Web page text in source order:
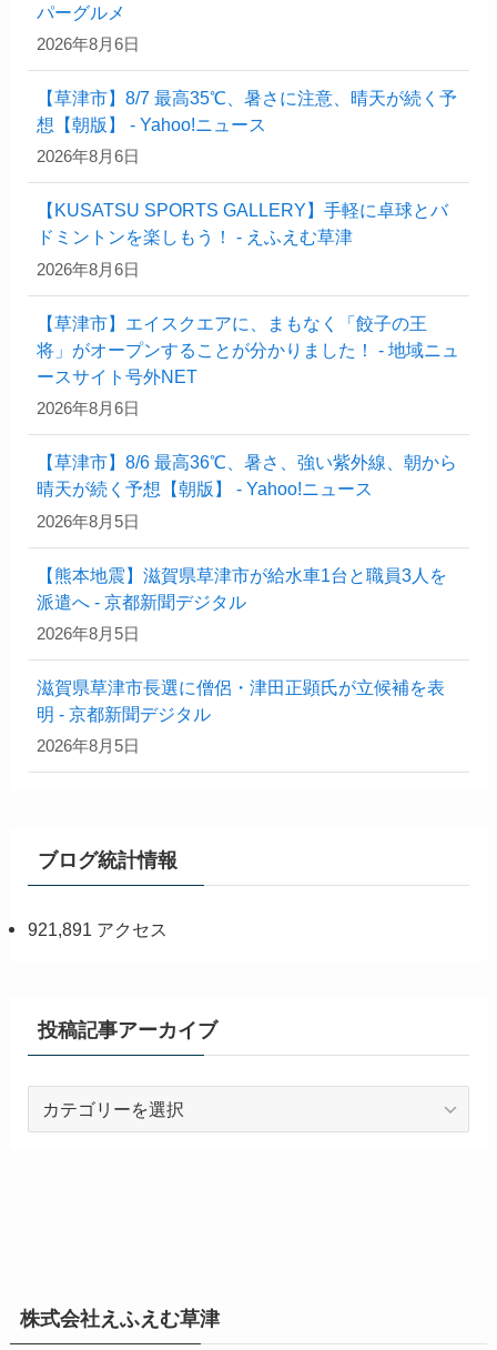
パーグルメ
2026年8月6日
【草津市】8/7 最高35℃、暑さに注意、晴天が続く予
想【朝版】 - Yahoo!ニュース
2026年8月6日
【KUSATSU SPORTS GALLERY】手軽に卓球とバ
ドミントンを楽しもう！ - えふえむ草津
2026年8月6日
【草津市】エイスクエアに、まもなく「餃子の王
将」がオープンすることが分かりました！ - 地域ニュ
ースサイト号外NET
2026年8月6日
【草津市】8/6 最高36℃、暑さ、強い紫外線、朝から
晴天が続く予想【朝版】 - Yahoo!ニュース
2026年8月5日
【熊本地震】滋賀県草津市が給水車1台と職員3人を
派遣へ - 京都新聞デジタル
2026年8月5日
滋賀県草津市長選に僧侶・津田正顕氏が立候補を表
明 - 京都新聞デジタル
2026年8月5日
ブログ統計情報
921,891 アクセス
投稿記事アーカイブ
ブ
株式会社えふえむ草津